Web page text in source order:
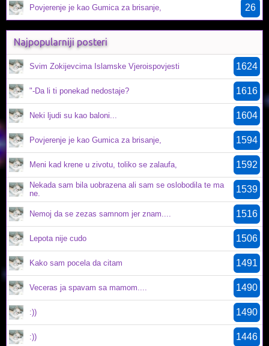
Povjerenje je kao Gumica za brisanje, 26
Najpopularniji posteri
Svim Zokijevcima Islamske Vjeroispovjesti 1624
"-Da li ti ponekad nedostaje? 1616
Neki ljudi su kao baloni... 1604
Povjerenje je kao Gumica za brisanje, 1594
Meni kad krene u zivotu, toliko se zalaufa, 1592
Nekada sam bila uobrazena ali sam se oslobodila te ma
ne.
1539
Nemoj da se zezas samnom jer znam.... 1516
Lepota nije cudo 1506
Kako sam pocela da citam 1491
Veceras ja spavam sa mamom.... 1490
:)) 1490
:)) 1446